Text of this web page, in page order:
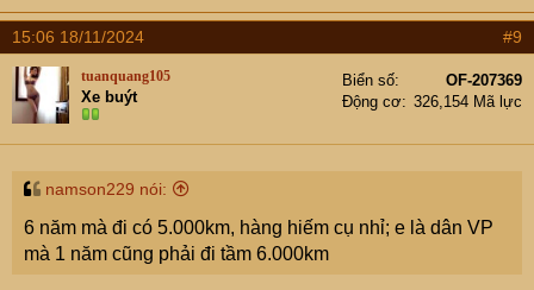
15:06 18/11/2024 #9
tuanquang105
Xe buýt
Biển số
OF-207369
Động cơ
326,154 Mã lực
namson229 nói:
6 năm mà đi có 5.000km, hàng hiếm cụ nhỉ; e là dân VP
mà 1 năm cũng phải đi tầm 6.000km